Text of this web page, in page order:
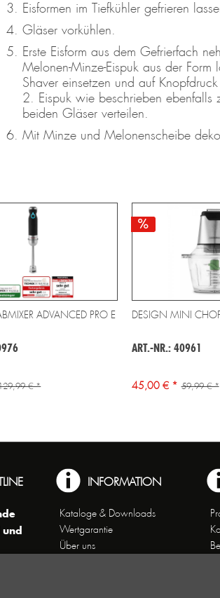
Eisformen im Tiefkühler gefrieren
Gläser vorkühlen.
Erste Eisform aus dem Gefrierfach
Melonen-Minze-Eispuk aus der
Shaver einsetzen und auf
2. Eispuk wie beschrieben ebenfalls
beiden Gläser verteilen.
Mit Minze und Melonenscheibe
ADVANCED PRO E
€ *
DESIGN MINI
ART.-NR.: 40961
45,00 € * 59,99 € *
und
INFORMATION
Kataloge & Downloads
Wertgarantie
Über uns